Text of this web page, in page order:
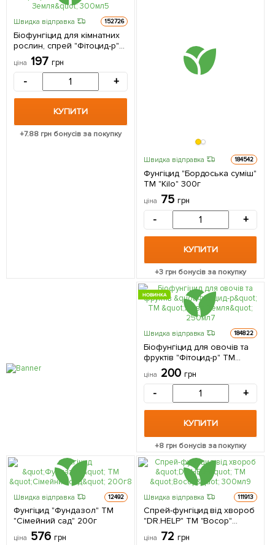
Швидка відправка 152726
Біофунгіцид для кімнатних
рослин, спрей "Фітоцид-р"
ТМ "Жива Земля" 300мл
ціна 197 грн
- +
КУПИТИ
+7.88 грн бонусів за покупку
Швидка відправка 184542
Фунгіцид "Бордоська суміш"
ТМ "Kilo" 300г
ціна 75 грн
- +
КУПИТИ
+3 грн бонусів за покупку
НОВИНКА
Швидка відправка 184822
Біофунгіцид для овочів та
фруктів "Фітоцид-р" ТМ
"Жива Земля" 250мл
ціна 200 грн
- +
КУПИТИ
+8грн бонусів за покупку
Швидка відправка 12492
Фунгіцид "Фундазол" ТМ
"Сімейний сад" 200г
ціна 576 грн
Швидка відправка 111913
Спрей-фунгіцид від хвороб
"DR.HELP" ТМ "Восор"
300мл
ціна 72 грн